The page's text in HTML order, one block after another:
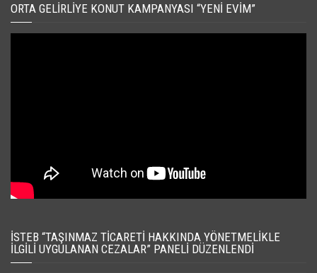
ORTA GELIRLIYE KONUT KAMPANYASI “YENI EVIM”
İSTEB “TAŞINMAZ TICARETI HAKKINDA YÖNETMELIKLE
İLGILI UYGULANAN CEZALAR” PANELI DÜZENLENDI